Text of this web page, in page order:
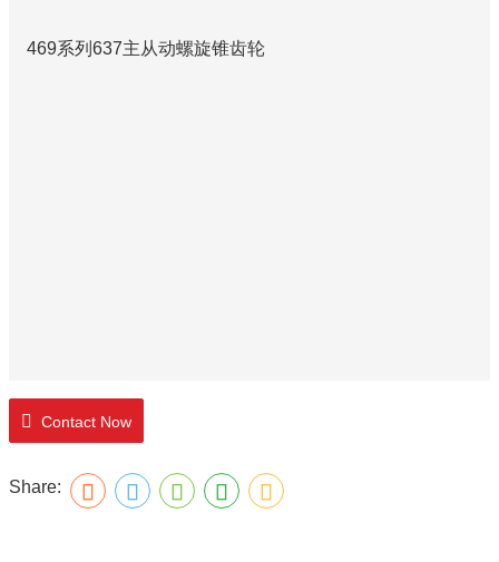
469系列637主从动螺旋锥齿轮
Contact Now
Share: